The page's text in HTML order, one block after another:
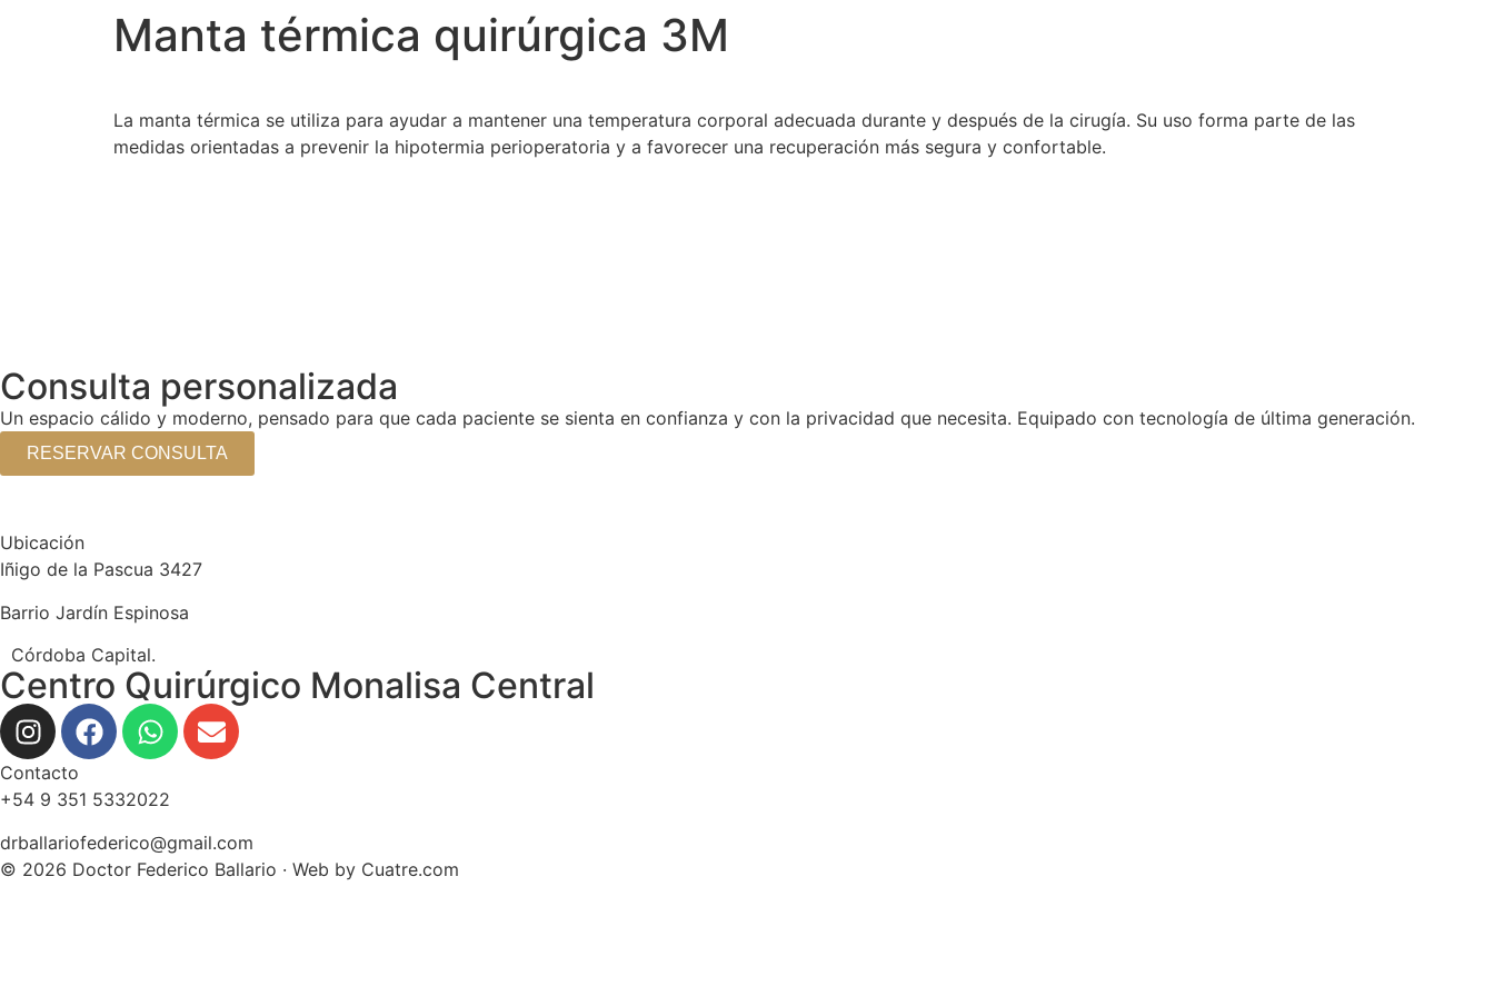
Manta térmica quirúrgica 3M
La manta térmica se utiliza para ayudar a mantener una temperatura corporal adecuada durante y después de la cirugía. Su uso forma parte de las
medidas orientadas a prevenir la hipotermia perioperatoria y a favorecer una recuperación más segura y confortable.
Consulta personalizada
Un espacio cálido y moderno, pensado para que cada paciente se sienta en confianza y con la privacidad que necesita. Equipado con tecnología de última generación.
RESERVAR CONSULTA
Ubicación
Iñigo de la Pascua 3427
Barrio Jardín Espinosa
Córdoba Capital.
Centro Quirúrgico Monalisa Central
Contacto
+54 9 351 5332022
drballariofederico@gmail.com
© 2026 Doctor Federico Ballario · Web by Cuatre.com